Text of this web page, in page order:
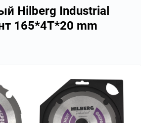
Hilberg Industrial
165*4T*20 mm